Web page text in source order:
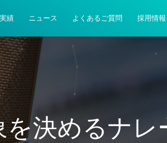
実績 ニュース よくあるご質問 採用情報
を決めるナレ